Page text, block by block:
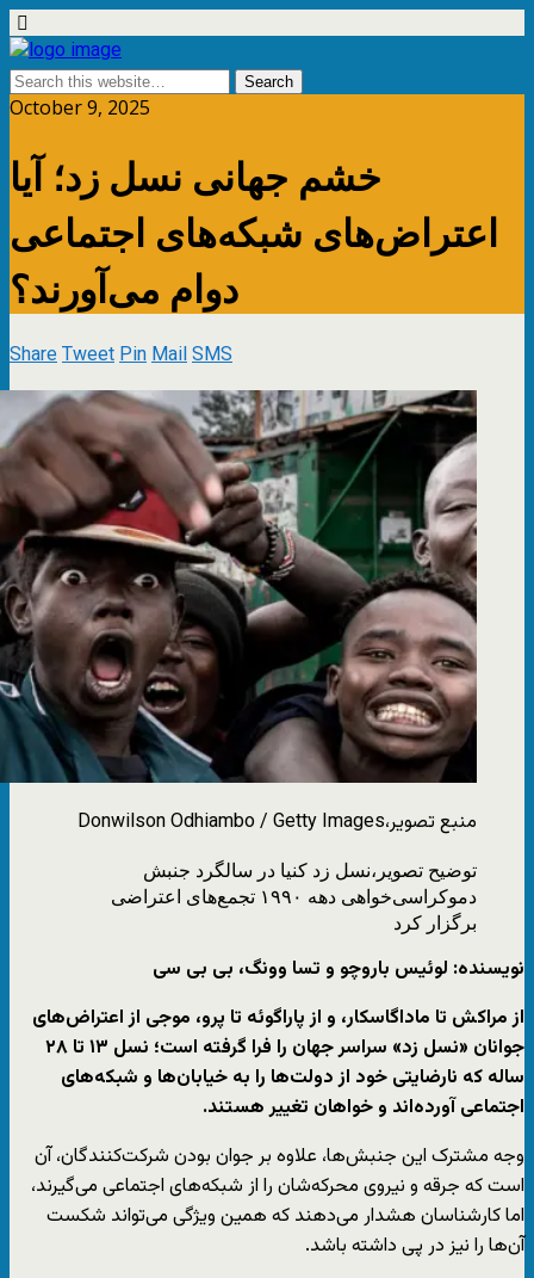
October 9, 2025
خشم جهانی نسل زد؛ آیا
اعتراض‌های شبکه‌های اجتماعی
دوام می‌آورند؟
ShareTweetPinMailSMS
منبع تصویر،Donwilson Odhiambo / Getty Images
توضیح تصویر،نسل زد کنیا در سالگرد جنبش
دموکراسی‌خواهی دهه ۱۹۹۰ تجمع‌های اعتراضی
برگزار کرد
نویسنده: لوئیس باروچو و تسا وونگ، بی بی سی
از مراکش تا ماداگاسکار، و از پاراگوئه تا پرو، موجی از اعتراض‌های
جوانان «نسل زد» سراسر جهان را فرا گرفته است؛ نسل ۱۳ تا ۲۸
ساله که نارضایتی خود از دولت‌ها را به خیابان‌ها و شبکه‌های
اجتماعی آورده‌اند و خواهان تغییر هستند.
وجه مشترک این جنبش‌ها، علاوه بر جوان بودن شرکت‌کنندگان، آن
است که جرقه و نیروی محرکه‌شان را از شبکه‌های اجتماعی می‌گیرند،
اما کارشناسان هشدار می‌دهند که همین ویژگی می‌تواند شکست
آن‌ها را نیز در پی داشته باشد.